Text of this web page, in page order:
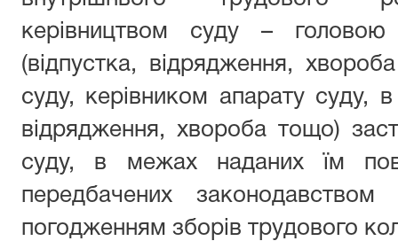
керівництвом суду – головою
(відпустка, відрядження,
суду, керівником апарату суду, в
відрядження, хвороба тощо)
суду, в межах наданих їм
передбачених
погодженням зборів трудового